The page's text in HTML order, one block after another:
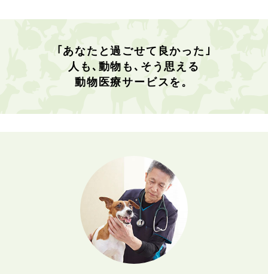
｢あなたと過ごせて良かった｣
人も､動物も､そう思える
動物医療サービスを。